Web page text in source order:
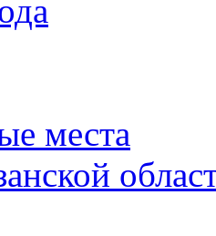
места